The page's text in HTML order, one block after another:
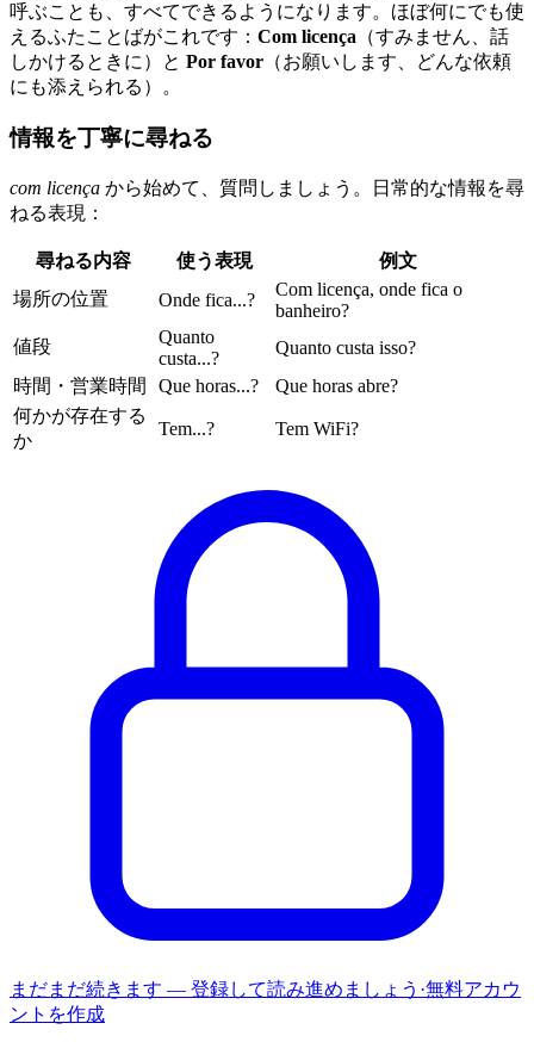
呼ぶことも、すべてできるようになります。ほぼ何にでも使
えるふたことばがこれです： Com licença （すみません、話
しかけるときに）と Por favor （お願いします、どんな依頼
にも添えられる）。
情報を丁寧に尋ねる
com licença から始めて、質問しましょう。日常的な情報を尋
ねる表現：
尋ねる内容 使う表現
例文
場所の位置
Onde fica...?
Com licença, onde fica o
banheiro?
値段
Quanto
custa...?
Quanto custa isso?
時間・営業時間
Que horas...?
Que horas abre?
何かが存在する
か
Tem...? Tem WiFi?
まだまだ続きます — 登録して読み進めましょう ·無料アカウ
ントを作成